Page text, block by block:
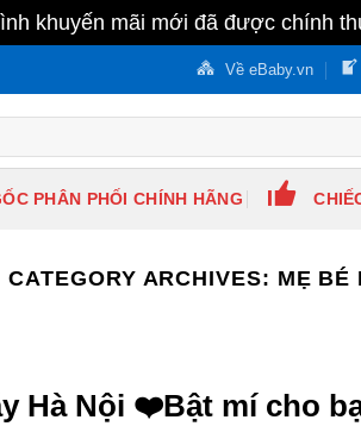
khuyến mãi mới đã được chính
Về eBaby.vn
PHÂN PHỐI CHÍNH HÃNG
CATEGORY ARCHIVES: MẸ BÉ
Hà Nội ❤️️Bật mí cho